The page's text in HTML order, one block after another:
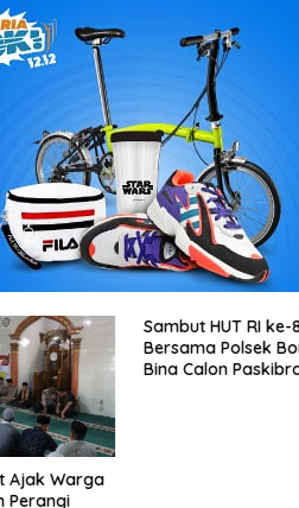
Sambut HUT RI ke-81 , Babinsa
Bersama Polsek Bontonompo
Bina Calon Paskibraka